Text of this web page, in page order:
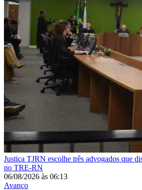
Justiça TJRN escolhe três advogados que
no TRE-RN
06/08/2026 às 06:13
Avanço